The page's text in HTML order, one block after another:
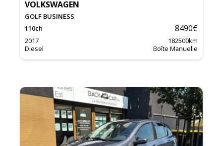
VOLKSWAGEN
GOLF BUSINESS
110ch 8490€
2017 182500km
Diesel
Boîte Manuelle